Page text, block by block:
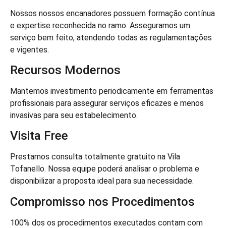
Nossos nossos encanadores possuem formação contínua
e expertise reconhecida no ramo. Asseguramos um
serviço bem feito, atendendo todas as regulamentações
e vigentes.
Recursos Modernos
Mantemos investimento periodicamente em ferramentas
profissionais para assegurar serviços eficazes e menos
invasivas para seu estabelecimento.
Visita Free
Prestamos consulta totalmente gratuito na Vila
Tofanello. Nossa equipe poderá analisar o problema e
disponibilizar a proposta ideal para sua necessidade.
Compromisso nos Procedimentos
100% dos os procedimentos executados contam com